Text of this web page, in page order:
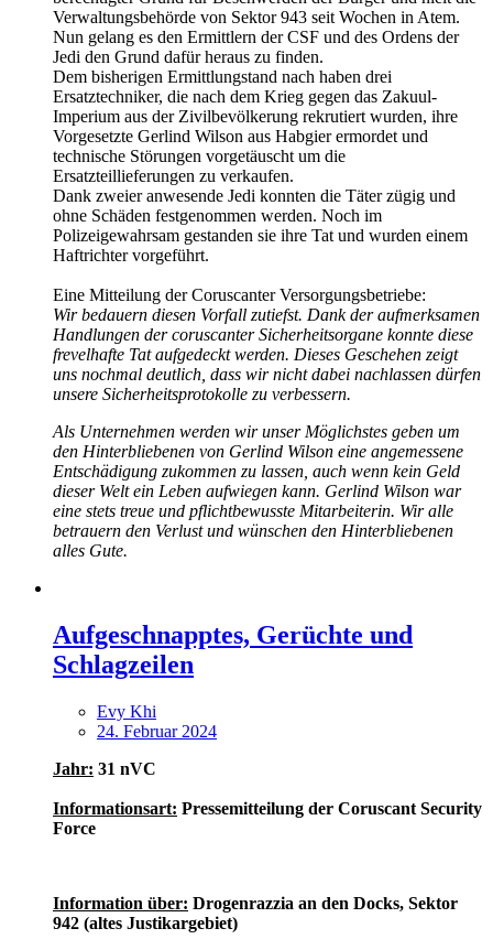
Verwaltungsbehörde von Sektor 943 seit Wochen in Atem.
Nun gelang es den Ermittlern der CSF und des Ordens der
Jedi den Grund dafür heraus zu finden.
Dem bisherigen Ermittlungstand nach haben drei
Ersatztechniker, die nach dem Krieg gegen das Zakuul-
Imperium aus der Zivilbevölkerung rekrutiert wurden, ihre
Vorgesetzte Gerlind Wilson aus Habgier ermordet und
technische Störungen vorgetäuscht um die
Ersatzteillieferungen zu verkaufen.
Dank zweier anwesende Jedi konnten die Täter zügig und
ohne Schäden festgenommen werden. Noch im
Polizeigewahrsam gestanden sie ihre Tat und wurden einem
Haftrichter vorgeführt.
Eine Mitteilung der Coruscanter Versorgungsbetriebe:
Wir bedauern diesen Vorfall zutiefst. Dank der aufmerksamen
Handlungen der coruscanter Sicherheitsorgane konnte diese
frevelhafte Tat aufgedeckt werden. Dieses Geschehen zeigt
uns nochmal deutlich, dass wir nicht dabei nachlassen dürfen
unsere Sicherheitsprotokolle zu verbessern.
Als Unternehmen werden wir unser Möglichstes geben um
den Hinterbliebenen von Gerlind Wilson eine angemessene
Entschädigung zukommen zu lassen, auch wenn kein Geld
dieser Welt ein Leben aufwiegen kann. Gerlind Wilson war
eine stets treue und pflichtbewusste Mitarbeiterin. Wir alle
betrauern den Verlust und wünschen den Hinterbliebenen
alles Gute.
Aufgeschnapptes, Gerüchte und
Schlagzeilen
Evy Khi
24. Februar 2024
Jahr: 31 nVC
Informationsart: Pressemitteilung der Coruscant Security
Force
Information über: Drogenrazzia an den Docks, Sektor
942 (altes Justikargebiet)